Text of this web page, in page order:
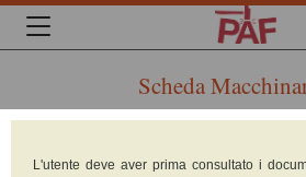
Scheda
L'utente deve aver prima consultato i